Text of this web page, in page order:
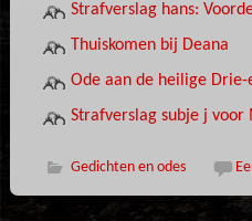
Strafverslag hans:
Thuiskomen bij Deana
Ode aan de heilige Drie-
Strafverslag subje j voor
Gedichten en odes